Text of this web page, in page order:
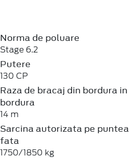
Norma de poluare
Stage 6.2
Putere
130 CP
Raza de bracaj din bordura in
bordura
14 m
Sarcina autorizata pe puntea
fata
1750/1850 kg